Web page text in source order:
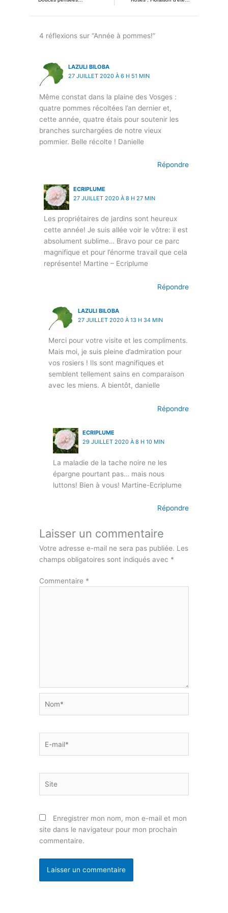
4 réflexions sur “Année à pommes!”
LAZULI BILOBA
27 JUILLET 2020 À 6 H 51 MIN
Même constat dans la plaine des Vosges :
quatre pommes récoltées l’an dernier et,
cette année, quatre étais pour soutenir les
branches surchargées de notre vieux
pommier. Belle récolte ! Danielle
Répondre
ECRIPLUME
27 JUILLET 2020 À 8 H 27 MIN
Les propriétaires de jardins sont heureux
cette année! Je suis allée voir le vôtre: il est
absolument sublime… Bravo pour ce parc
magnifique et pour l’énorme travail que cela
représente! Martine – Ecriplume
Répondre
LAZULI BILOBA
27 JUILLET 2020 À 13 H 34 MIN
Merci pour votre visite et les compliments.
Mais moi, je suis pleine d’admiration pour
vos rosiers ! Ils sont magnifiques et
semblent tellement sains en comparaison
avec les miens. A bientôt, danielle
Répondre
ECRIPLUME
29 JUILLET 2020 À 8 H 10 MIN
La maladie de la tache noire ne les
épargne pourtant pas… mais nous
luttons! Bien à vous! Martine-Ecriplume
Répondre
Laisser un commentaire
Votre adresse e-mail ne sera pas publiée. Les
champs obligatoires sont indiqués avec *
Commentaire *
mail*
Enregistrer mon nom, mon e-mail et mon
site dans le navigateur pour mon prochain
commentaire.